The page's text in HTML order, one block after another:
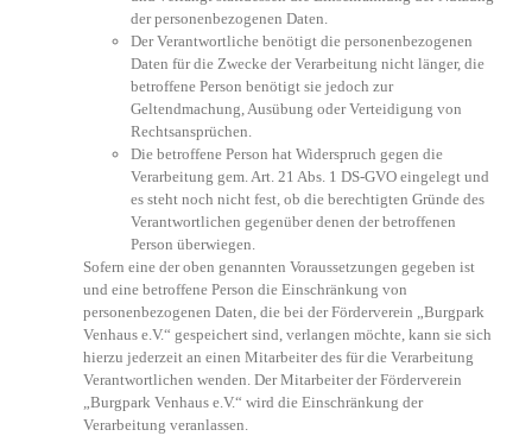
der personenbezogenen Daten.
Der Verantwortliche benötigt die personenbezogenen
Daten für die Zwecke der Verarbeitung nicht länger, die
betroffene Person benötigt sie jedoch zur
Geltendmachung, Ausübung oder Verteidigung von
Rechtsansprüchen.
Die betroffene Person hat Widerspruch gegen die
Verarbeitung gem. Art. 21 Abs. 1 DS-GVO eingelegt und
es steht noch nicht fest, ob die berechtigten Gründe des
Verantwortlichen gegenüber denen der betroffenen
Person überwiegen.
Sofern eine der oben genannten Voraussetzungen gegeben ist
und eine betroffene Person die Einschränkung von
personenbezogenen Daten, die bei der Förderverein „Burgpark
Venhaus e.V.“ gespeichert sind, verlangen möchte, kann sie sich
hierzu jederzeit an einen Mitarbeiter des für die Verarbeitung
Verantwortlichen wenden. Der Mitarbeiter der Förderverein
„Burgpark Venhaus e.V.“ wird die Einschränkung der
Verarbeitung veranlassen.